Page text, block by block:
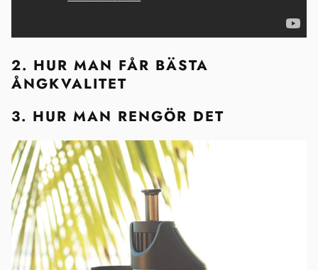
2. HUR MAN FÅR BÄSTA
ÅNGKVALITET
3. HUR MAN RENGÖR DET